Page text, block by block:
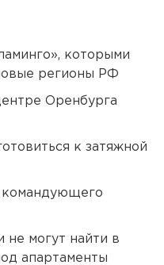
которыми
регионы РФ
Оренбурга
к затяжной
командующего
могут найти в
апартаменты